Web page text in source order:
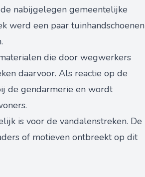
nabijgelegen gemeentelijke
werd een paar tuinhandschoenen
die door wegwerkers
daarvoor. Als reactie op de
de gendarmerie en wordt
is voor de vandalenstreken. De
of motieven ontbreekt op dit